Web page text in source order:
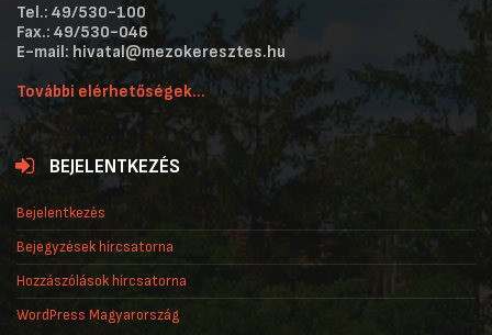
Tel.: 49/530-100
Fax.: 49/530-046
E-mail: hivatal@mezokeresztes.hu
További elérhetőségek...
BEJELENTKEZÉS
Bejelentkezés
Bejegyzések hírcsatorna
Hozzászólások hírcsatorna
WordPress Magyarország